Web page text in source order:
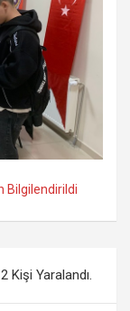
Bilgilendirildi
Kişi Yaralandı.